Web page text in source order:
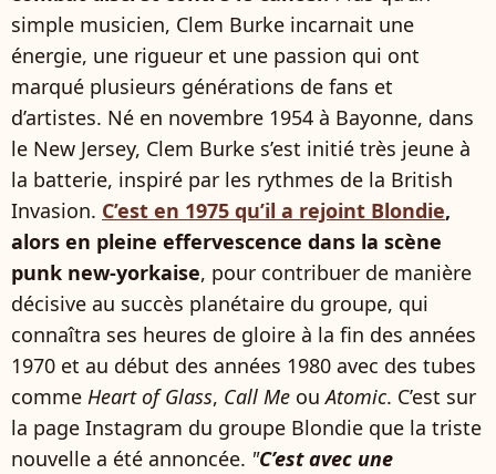
simple musicien, Clem Burke incarnait une
énergie, une rigueur et une passion qui ont
marqué plusieurs générations de fans et
d’artistes. Né en novembre 1954 à Bayonne, dans
le New Jersey, Clem Burke s’est initié très jeune à
la batterie, inspiré par les rythmes de la British
Invasion. C’est en 1975 qu’il a rejoint Blondie,
alors en pleine effervescence dans la scène
punk new-yorkaise, pour contribuer de manière
décisive au succès planétaire du groupe, qui
connaîtra ses heures de gloire à la fin des années
1970 et au début des années 1980 avec des tubes
comme Heart of Glass, Call Me ouAtomic. C’est sur
la page Instagram du groupe Blondie que la triste
nouvelle a été annoncée. "C’est avec une